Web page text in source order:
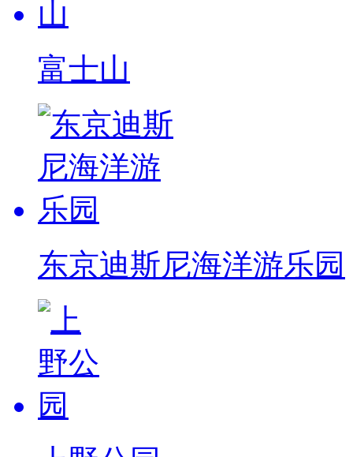
富士山
东京迪斯尼海洋游乐园